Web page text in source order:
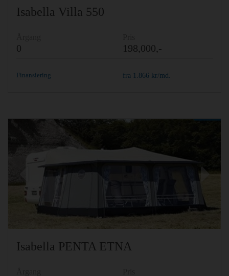
Isabella Villa 550
0 198,000,-
Finansiering fra 1.866 kr/md.
Previous
Isabella PENTA ETNA